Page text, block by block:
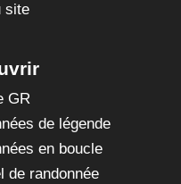
site
GR
de légende
en boucle
de randonnée